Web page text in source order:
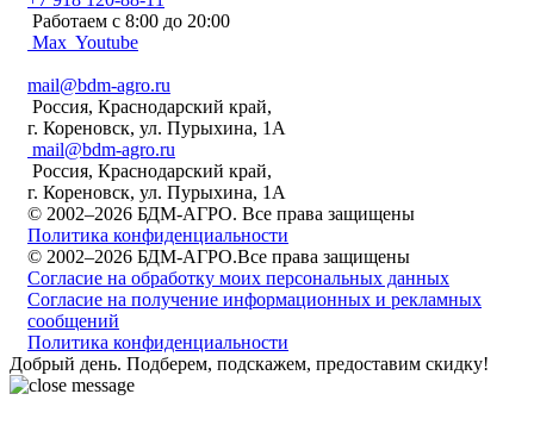
Работаем c 8:00 до 20:00
Max Youtube
mail@bdm-agro.ru
Россия, Краснодарский край,
г. Кореновск, ул. Пурыхина, 1А
mail@bdm-agro.ru
Россия, Краснодарский край,
г. Кореновск, ул. Пурыхина, 1А
© 2002–2026 БДМ-АГРО. Все права защищены
Политика конфиденциальности
© 2002–2026 БДМ-АГРО.Все права защищены
Согласие на обработку моих персональных данных
Согласие на получение информационных и рекламных
сообщений
Политика конфиденциальности
Добрый день. Подберем, подскажем, предоставим скидку!